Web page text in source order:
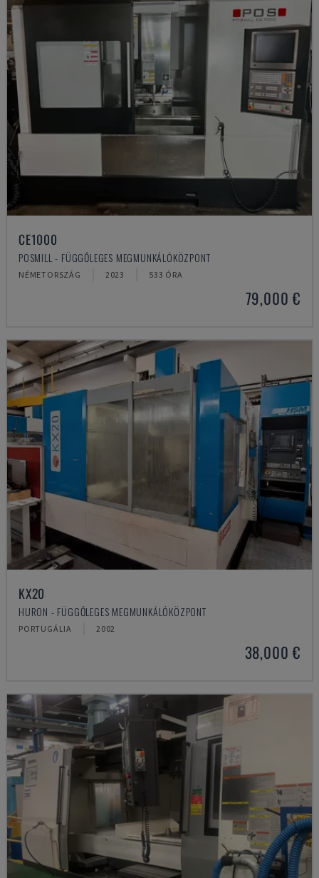
CE1000
POSMILL - FÜGGŐLEGES MEGMUNKÁLÓKÖZPONT
NÉMETORSZÁG 2023 533 ÓRA
79,000 €
KX20
HURON - FÜGGŐLEGES MEGMUNKÁLÓKÖZPONT
PORTUGÁLIA 2002
38,000 €